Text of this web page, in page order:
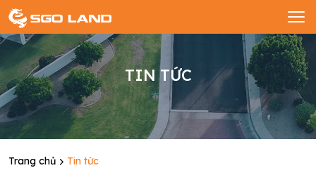
TIN TỨC
Trang chủ Tin tức